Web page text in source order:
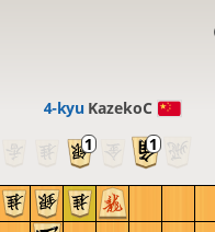
4-kyu KazekoC